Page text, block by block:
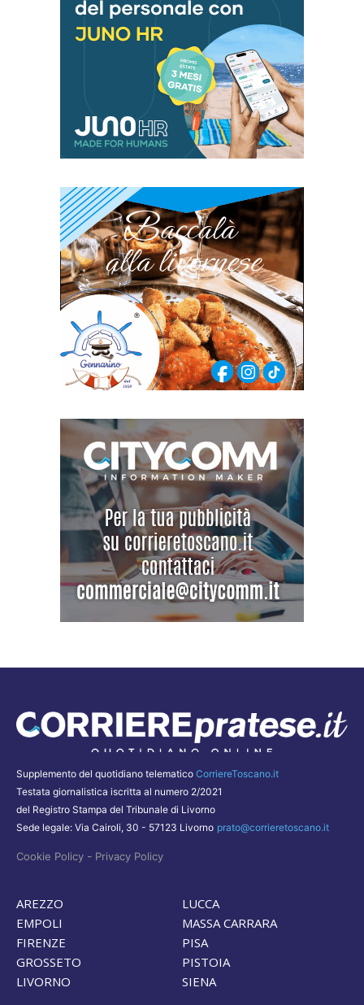
Supplemento del quotidiano telematico CorriereToscano.it
Testata giornalistica iscritta al numero 2/2021
del Registro Stampa del Tribunale di Livorno
Sede legale: Via Cairoli, 30 - 57123 Livorno prato@corrieretoscano.it
Cookie Policy - Privacy Policy
AREZZO
EMPOLI
FIRENZE
GROSSETO
LIVORNO
LUCCA
MASSA CARRARA
PISA
PISTOIA
SIENA